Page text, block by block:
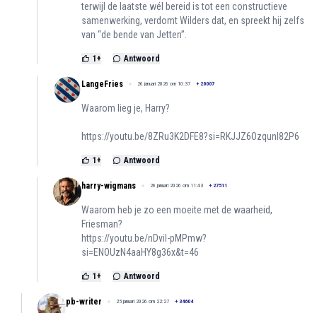
terwijl de laatste wél bereid is tot een constructieve
samenwerking, verdomt Wilders dat, en spreekt hij zelfs
van “de bende van Jetten”.
1 + Antwoord
LangeFries 26 januari 2026 om 10:37 + 20007
Waarom lieg je, Harry?
https://youtu.be/8ZRu3K2DFE8?si=RKJJZ6OzqunI82P6
1 + Antwoord
harry-wigmans 26 januari 2026 om 11:43 + 27511
Waarom heb je zo een moeite met de waarheid,
Friesman?
https://youtu.be/nDviI-pMPmw?
si=ENOUzN4aaHY8g36x&t=46
1 + Antwoord
pb-writer 25 januari 2026 om 22:27 + 34604